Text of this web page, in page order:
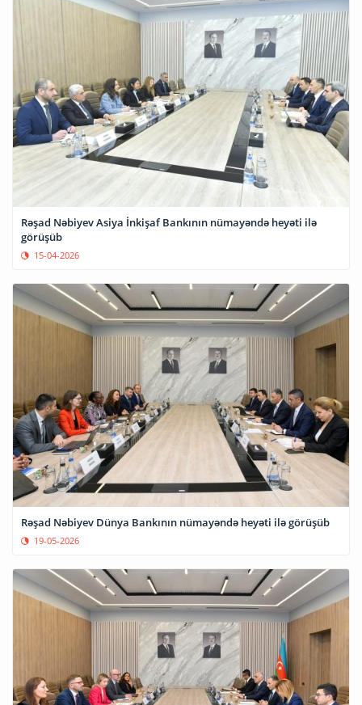
Rəşad Nəbiyev Asiya İnkişaf Bankının nümayəndə heyəti ilə
görüşüb
15-04-2026
Rəşad Nəbiyev Dünya Bankının nümayəndə heyəti ilə görüşüb
19-05-2026